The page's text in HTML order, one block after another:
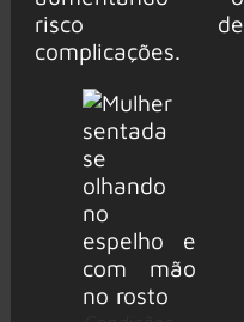
risco de
complicações.